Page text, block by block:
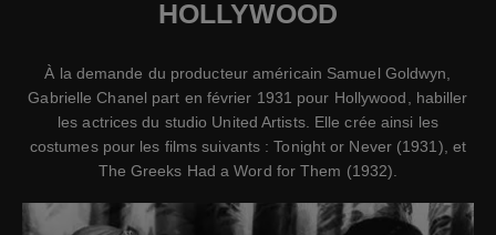
HOLLYWOOD
À la demande du producteur américain Samuel Goldwyn,
Gabrielle Chanel part en février 1931 pour Hollywood, habiller
les actrices du studio United Artists. Elle crée ainsi les
costumes pour les films suivants : Tonight or Never (1931), et
The Greeks Had a Word for Them (1932).